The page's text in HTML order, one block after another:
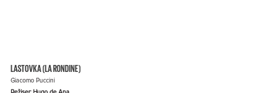
LASTOVKA (LA RONDINE)
Giacomo Puccini